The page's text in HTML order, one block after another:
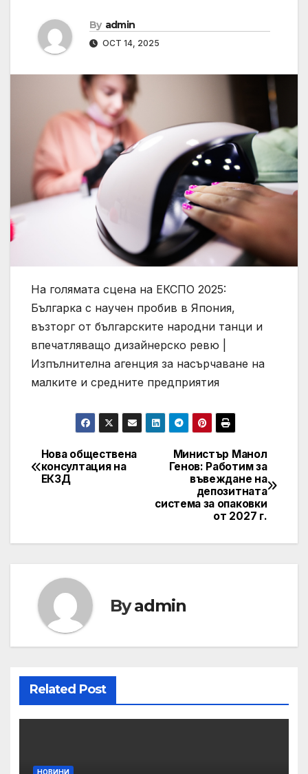
By admin
OCT 14, 2025
На голямата сцена на ЕКСПО 2025:
Българка с научен пробив в Япония,
възторг от българските народни танци и
впечатляващо дизайнерско ревю |
Изпълнителна агенция за насърчаване на
малките и средните предприятия
Post
navigation
Министър Манол
Генов: Работим за
въвеждане на
депозитната
система за опаковки
от 2027 г.
Нова обществена
консултация на
ЕКЗД
Byadmin
Related Post
НОВИНИ